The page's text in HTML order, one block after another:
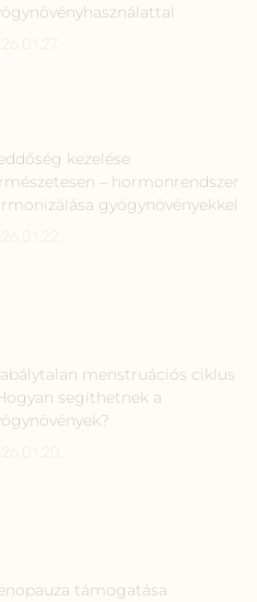
kezelése
– hormonrendszer
gyógynövényekkel
menstruációs ciklus
Hogyan segíthetnek a
támogatása